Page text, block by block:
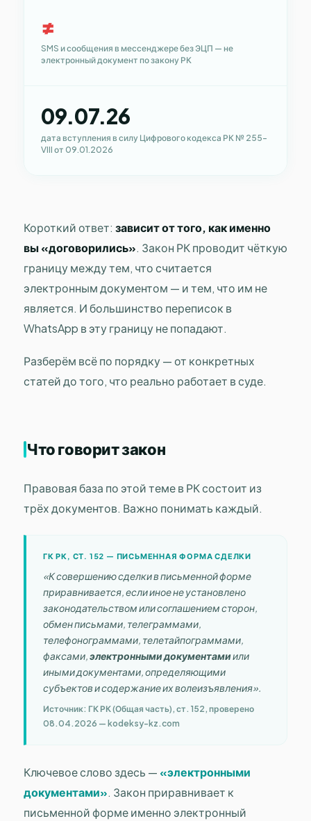
≠
SMS и сообщения в мессенджере без ЭЦП — не
электронный документ по закону РК
09.07.26
дата вступления в силу Цифрового кодекса РК № 255-
VIII от 09.01.2026
Короткий ответ: зависит от того, как именно
вы «договорились». Закон РК проводит чёткую
границу между тем, что считается
электронным документом — и тем, что им не
является. И большинство переписок в
WhatsApp в эту границу не попадают.
Разберём всё по порядку — от конкретных
статей до того, что реально работает в суде.
Что говорит закон
Правовая база по этой теме в РК состоит из
трёх документов. Важно понимать каждый.
ГК РК, СТ. 152 — ПИСЬМЕННАЯ ФОРМА СДЕЛКИ
«К совершению сделки в письменной форме
приравнивается, если иное не установлено
законодательством или соглашением сторон,
обмен письмами, телеграммами,
телефонограммами, телетайпограммами,
факсами,электронными документамиили
иными документами, определяющими
субъектов и содержание их волеизъявления».
Источник: ГК РК (Общая часть), ст. 152, проверено
08.04.2026 — kodeksy-kz.com
Ключевое слово здесь — «электронными
документами». Закон приравнивает к
письменной форме именно электронный